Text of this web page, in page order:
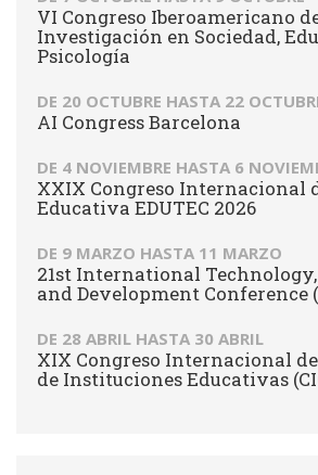
VI Congreso Iberoamericano
Investigación en Sociedad,
Psicología
DE 20 OCTUBRE HASTA 22
AI Congress Barcelona
DE 4 NOVIEMBRE HASTA 6
XXIX Congreso Internacional
Educativa EDUTEC 2026
DE 9 MARZO HASTA 11 MARZO
21st International
and Development Conference
DE 28 ABRIL HASTA 30 ABRIL
XIX Congreso Internacional
de Instituciones Educativas